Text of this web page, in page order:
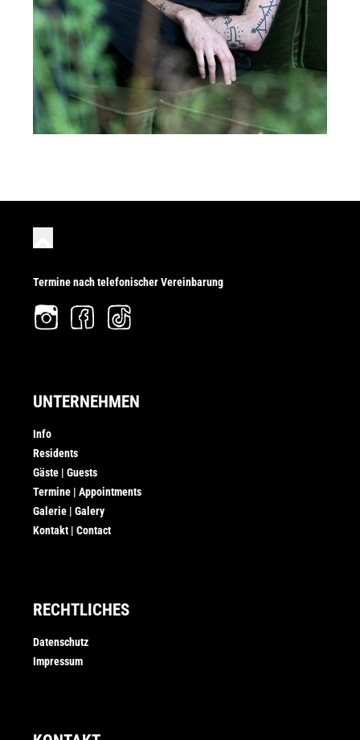
Termine nach telefonischer Vereinbarung
UNTERNEHMEN
Info
Residents
Gäste | Guests
Termine | Appointments
Galerie | Galery
Kontakt | Contact
RECHTLICHES
Datenschutz
Impressum